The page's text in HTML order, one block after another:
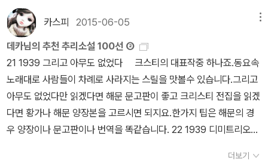
릭은 정말 여주인공이 다 쥐고 있다는 점이 키포인트랄까. 이 작품이
카의 최고작품이라고 하던데 나는 뒤에 수록된 제 3의 총탄이 더 마
음에 들었다. 밀실에서 발사된 두 발의 총. 그 방에서 총을 쏜 범인은
자신이 쏜 총이 그를 맞히지 못했다고 주장한다. 둘 중 어느 총이 살인
자의 총인가 고민하는데 날아온 뜻밖의 소식. 피해자는 전혀 다른 제
3의 총탄에 맞은것이다. 이 세번째 총은 어떻게 된것인가를 두고 경
찰들은 고민에 빠진다. 두 작품 다 함정에 빠진 매력적인 여주인공이
등장하는데 무사히 사건도 해결하고 사랑도 찾는 둥 전형적인 해피엔
는 추리소설이었다. 근데 이 작가의 추리소설의 특징은 정말 탐정이
카스피 2015-06-05
데카님의 추천 추리소설 100선 ②
21 1939 그리고 아무도 없었다 크스티의 대표작중 하나죠.동요속
노래대로 사람들이 차례로 사라지는 스릴을 맛볼수 있습니다.그리고
아무도 없었다만 읽겠다면 해문 문고판이 좋고 크리스티 전집을 읽겠
다면 황가나 해문 양장본을 고르시면 되지요.한가지 팁은 해문의 경
우 양장이나 문고판이나 번역을 똑같습니다. 22 1939 디미트리오스
더보기